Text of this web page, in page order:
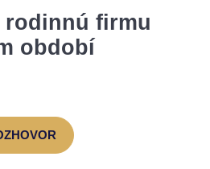
firmu
období